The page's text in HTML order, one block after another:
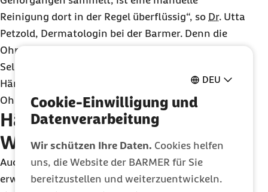
DEU
Cookie-Einwilligung und
Datenverarbeitung
Wir schützen Ihre Daten. Cookies helfen
uns, die Website der BARMER für Sie
bereitzustellen und weiterzuentwickeln.
Reinigung dort in der Regel überflüssig“, so Dr. Utta
Petzold, Dermatologin bei der Barmer. Denn die
Ohren verfügen über einen
Selbstreinigungsmechanismus, bei dem die feinen
Härchen im Gehörgang das Schmalz heraus in die
Ohrmuschel transportieren.
Hände weg vom
Wattestäbchen
Auch wenn Wattestäbchen den Eindruck
erwecken, das Ohr gründlich zu säubern, können